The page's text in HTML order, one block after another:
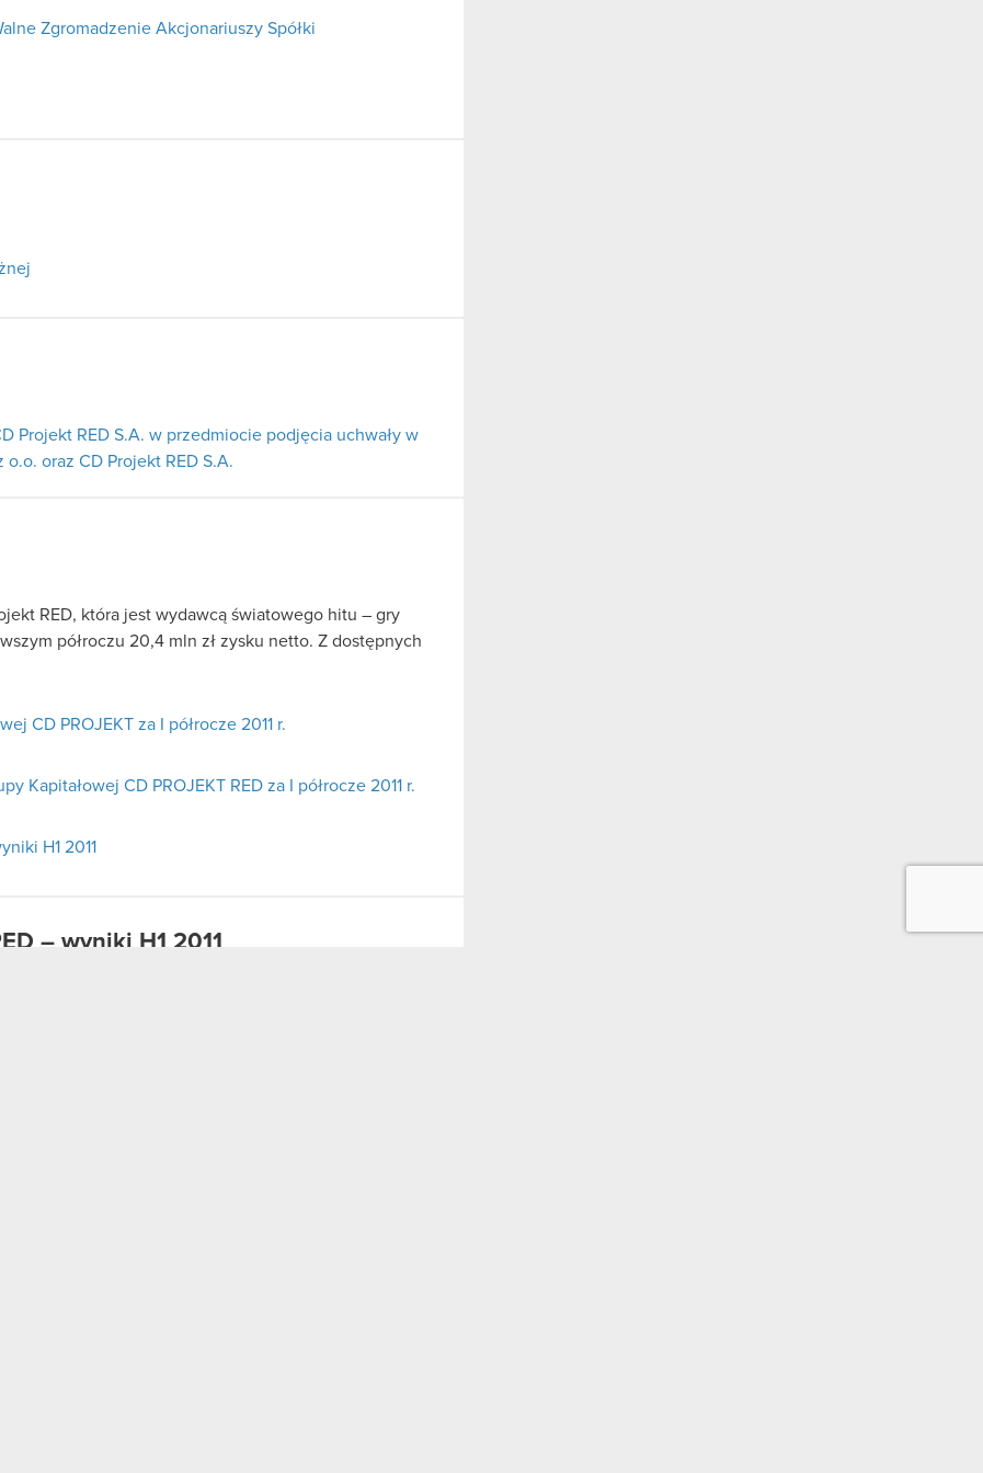
Zgromadzenie Akcjonariuszy Spółki
Projekt RED S.A. w przedmiocie podjęcia uchwały w
o.o. oraz CD Projekt RED S.A.
RED, która jest wydawcą światowego hitu – gry
półroczu 20,4 mln zł zysku netto. Z dostępnych
CD PROJEKT za I półrocze 2011 r.
Kapitałowej CD PROJEKT RED za I półrocze 2011 r.
H1 2011
– wyniki H1 2011